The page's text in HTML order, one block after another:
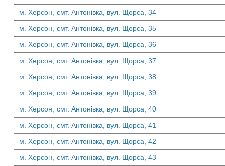
м. Херсон, смт. Антонівка, вул. Щорса, 34
м. Херсон, смт. Антонівка, вул. Щорса, 35
м. Херсон, смт. Антонівка, вул. Щорса, 36
м. Херсон, смт. Антонівка, вул. Щорса, 37
м. Херсон, смт. Антонівка, вул. Щорса, 38
м. Херсон, смт. Антонівка, вул. Щорса, 39
м. Херсон, смт. Антонівка, вул. Щорса, 40
м. Херсон, смт. Антонівка, вул. Щорса, 41
м. Херсон, смт. Антонівка, вул. Щорса, 42
м. Херсон, смт. Антонівка, вул. Щорса, 43